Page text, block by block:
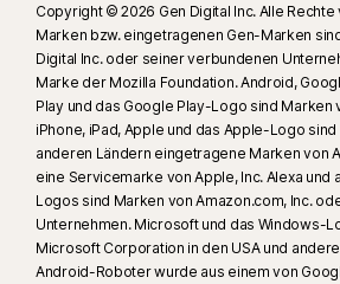
Copyright © 2026 Gen Digital Inc. Alle
Marken bzw. eingetragenen Gen-Marken
Digital Inc. oder seiner verbundenen
Marke der Mozilla Foundation. Android,
Play und das Google Play-Logo sind Marken
iPhone, iPad, Apple und das Apple-Logo sind
anderen Ländern eingetragene Marken von
eine Servicemarke von Apple, Inc. Alexa und
Logos sind Marken von Amazon.com, Inc.
Unternehmen. Microsoft und das Windows-
Microsoft Corporation in den USA und
Android-Roboter wurde aus einem von